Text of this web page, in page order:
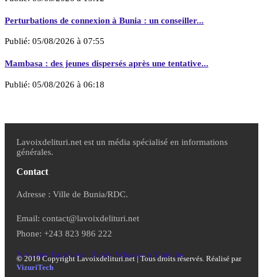
Perturbations de connexion à Bunia : un conseiller...
Publié: 05/08/2026 à 07:55
Mambasa : des jeunes dispersés après une tentative...
Publié: 05/08/2026 à 06:18
Lavoixdelituri.net est un média spécialisé en informations
générales.
Contact
Adresse : Ville de Bunia/RDC.
Email: contact@lavoixdelituri.net
Phone: +243 823 986 222
X-twitter Facebook Tiktok Whatsapp Youtube
©2019 Copyright Lavoixdelituri.net | Tous droits réservés. Réalisé par
VizuriTech